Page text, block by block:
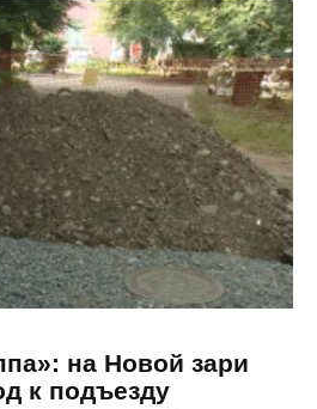
на Новой зари
к подъезду